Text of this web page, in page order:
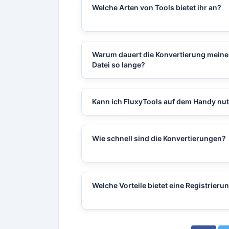
nach 30 Minuten gelöscht, um die
Welche Arten von Tools bietet ihr an?
Wir bieten Konverter, Rechner, YouTube-
Bildbearbeitungs-Tools, SEO-Tools,
Tools und vieles mehr.
Warum dauert die Konvertierung
Datei so lange?
Große Dateigrößen, langsame
Internetverbindungen oder hohe
Kann ich FluxyTools auf dem Handy
Ja, alle unsere Tools sind vollständig
mobilfreundlich und responsive.
Wie schnell sind die Konvertierungen?
Die meisten Dateien werden innerhalb
Sekunden konvertiert – abhängig von
Größe.
Welche Vorteile bietet eine
Registrierte Benutzer müssen keine